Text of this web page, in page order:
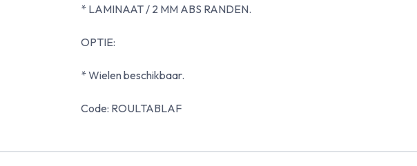
* LAMINAAT / 2 MM ABS RANDEN.
OPTIE:
* Wielen beschikbaar.
Code: ROULTABLAF